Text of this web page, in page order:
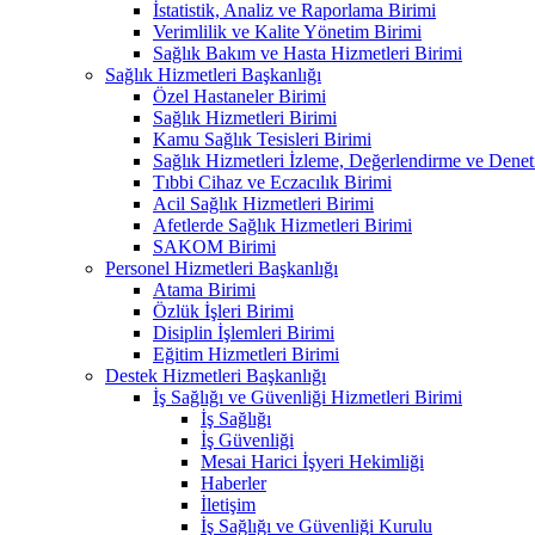
İstatistik, Analiz ve Raporlama Birimi
Verimlilik ve Kalite Yönetim Birimi
Sağlık Bakım ve Hasta Hizmetleri Birimi
Sağlık Hizmetleri Başkanlığı
Özel Hastaneler Birimi
Sağlık Hizmetleri Birimi
Kamu Sağlık Tesisleri Birimi
Sağlık Hizmetleri İzleme, Değerlendirme ve
Tıbbi Cihaz ve Eczacılık Birimi
Acil Sağlık Hizmetleri Birimi
Afetlerde Sağlık Hizmetleri Birimi
SAKOM Birimi
Personel Hizmetleri Başkanlığı
Atama Birimi
Özlük İşleri Birimi
Disiplin İşlemleri Birimi
Eğitim Hizmetleri Birimi
Destek Hizmetleri Başkanlığı
İş Sağlığı ve Güvenliği Hizmetleri Birimi
İş Sağlığı
İş Güvenliği
Mesai Harici İşyeri Hekimliği
Haberler
İletişim
İş Sağlığı ve Güvenliği Kurulu